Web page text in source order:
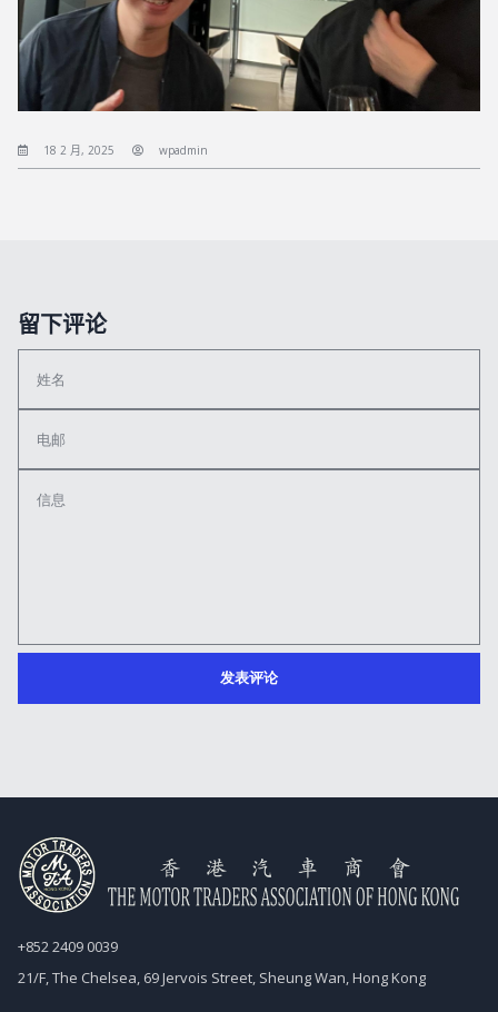
18 2 月, 2025 wpadmin
留下评论
+852 2409 0039
21/F, The Chelsea, 69 Jervois Street, Sheung Wan, Hong Kong